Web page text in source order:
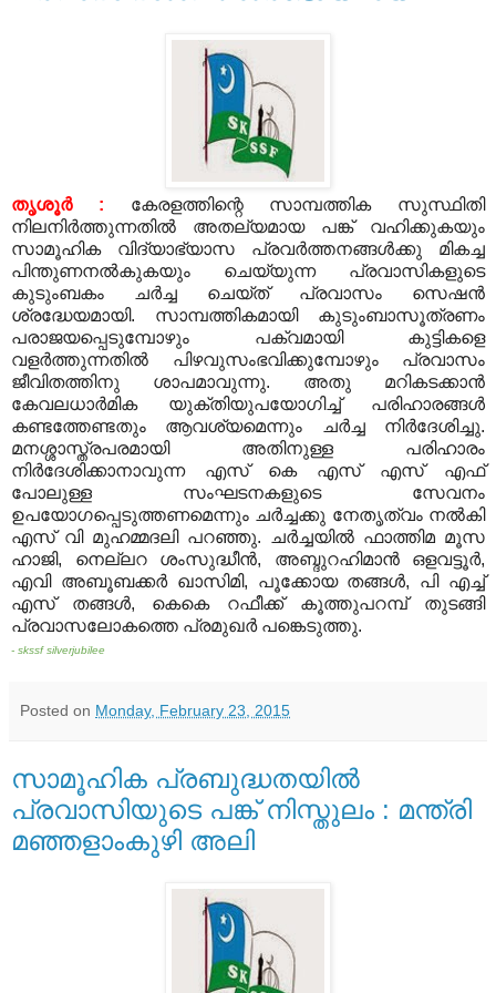
തൃശൂര്‍ : കേരളത്തിന്റെ സാമ്പത്തിക സുസ്ഥിതി
നിലനിര്‍ത്തുന്നതില്‍ അതല്യമായ പങ്ക് വഹിക്കുകയും
സാമൂഹിക വിദ്യാഭ്യാസ പ്രവര്‍ത്തനങ്ങള്‍ക്കു മികച്ച
പിന്തുണനല്‍കുകയും ചെയ്യുന്ന പ്രവാസികളുടെ
കുടുംബകം ചര്‍ച്ച ചെയ്ത് പ്രവാസം സെഷന്‍
ശ്രദ്ധേയമായി. സാമ്പത്തികമായി കുടുംബാസൂത്രണം
പരാജയപ്പെടുമ്പോഴും പക്വമായി കുട്ടികളെ
വളര്‍ത്തുന്നതില്‍ പിഴവുസംഭവിക്കുമ്പോഴും പ്രവാസം
ജീവിതത്തിനു ശാപമാവുന്നു. അതു മറികടക്കാന്‍
കേവലധാര്‍മിക യുക്തിയുപയോഗിച്ച് പരിഹാരങ്ങള്‍
കണ്ടത്തേണ്ടതും ആവശ്യമെന്നും ചര്‍ച്ച നിര്‍ദേശിച്ചു.
മനശ്ശാസ്ത്രപരമായി അതിനുള്ള പരിഹാരം
നിര്‍ദേശിക്കാനാവുന്ന എസ് കെ എസ് എസ് എഫ്
പോലുള്ള സംഘടനകളുടെ സേവനം
ഉപയോഗപ്പെടുത്തണമെന്നും ചര്‍ച്ചക്കു നേതൃത്വം നല്‍കി
എസ് വി മുഹമ്മദലി പറഞ്ഞു. ചര്‍ച്ചയില്‍ ഫാത്തിമ മൂസ
ഹാജി, നെല്ലറ ശംസുദ്ധീന്‍, അബ്ദുറഹിമാന്‍ ഒളവട്ടൂര്‍,
എവി അബൂബക്കര്‍ ഖാസിമി, പൂക്കോയ തങ്ങള്‍, പി എച്ച്
എസ് തങ്ങള്‍, കെകെ റഫീക്ക് കൂത്തുപറമ്പ് തുടങ്ങി
പ്രവാസലോകത്തെ പ്രമുഖര്‍ പങ്കെടുത്തു.
- skssf silverjubilee
Posted on Monday, February 23, 2015
സാമൂഹിക പ്രബുദ്ധതയില്‍
പ്രവാസിയുടെ പങ്ക് നിസ്തുലം : മന്ത്രി
മഞ്ഞളാംകുഴി അലി